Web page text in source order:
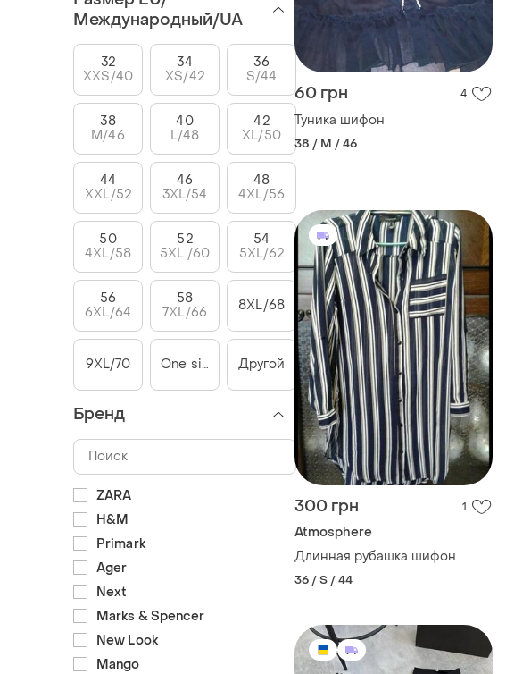
60 грн 4
Туника шифон
38 / M / 46
300 грн 1
Atmosphere
Длинная рубашка шифон
36 / S / 44
Международный/UA
32
XXS/40
34
XS/42
36
S/44
38
M/46
40
L/48
42
XL/50
44
XXL/52
46
3XL/54
48
4XL/56
50
4XL/58
52
5XL /60
54
5XL/62
56
6XL/64
58
7XL/66
8XL/68
9XL/70 One size Другой
Бренд
ZARA
H&M
Primark
Ager
Next
Marks & Spencer
New Look
Mango